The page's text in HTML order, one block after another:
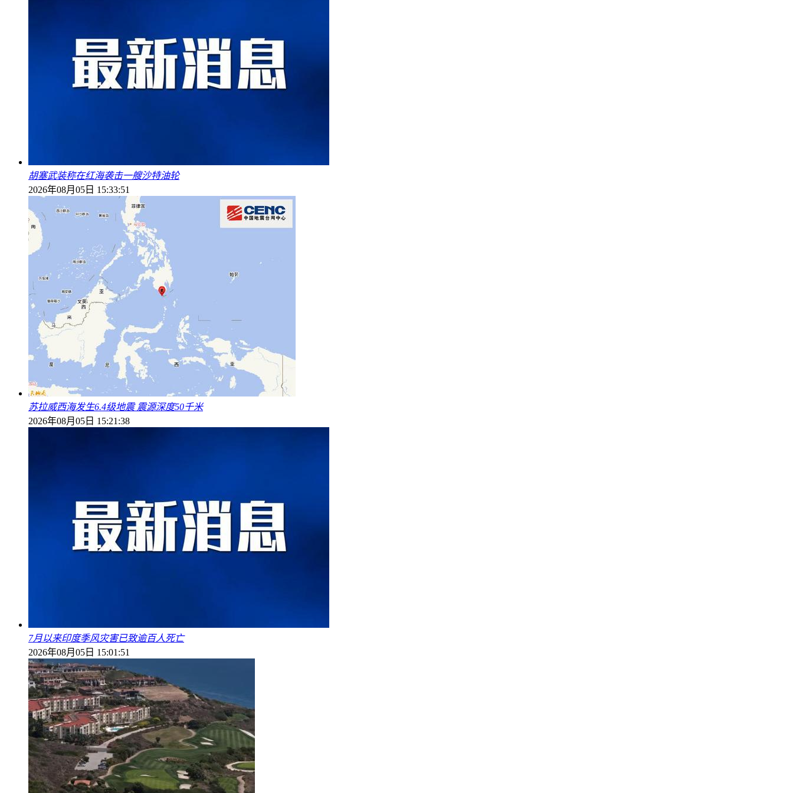
胡塞武装称在红海袭击一艘沙特油轮
2026年08月05日 15:33:51
苏拉威西海发生6.4级地震 震源深度50千米
2026年08月05日 15:21:38
7月以来印度季风灾害已致逾百人死亡
2026年08月05日 15:01:51